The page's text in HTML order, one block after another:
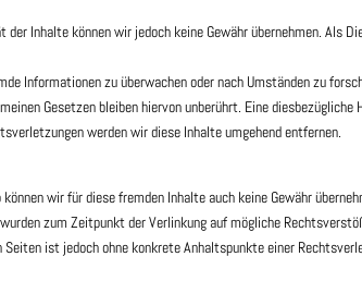
Inhalte können wir jedoch keine Gewähr übernehmen. Als
Informationen zu überwachen oder nach Umständen zu
Gesetzen bleiben hiervon unberührt. Eine
werden wir diese Inhalte umgehend entfernen.
wir für diese fremden Inhalte auch keine Gewähr
zum Zeitpunkt der Verlinkung auf mögliche
ist jedoch ohne konkrete Anhaltspunkte einer